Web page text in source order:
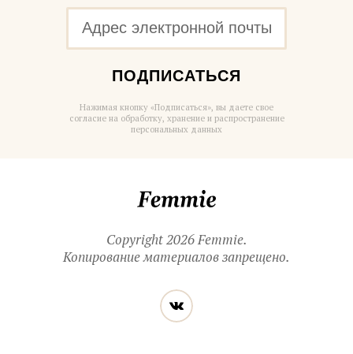
ПОДПИСАТЬСЯ
Нажимая кнопку «Подписаться», вы даете свое
согласие на обработку, хранение и распространение
персональных данных
Copyright 2026 Femmie.
Копирование материалов запрещено.
Читайте
нас
в социальных